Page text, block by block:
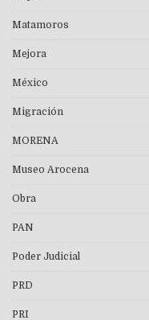
Matamoros
Mejora
México
Migración
MORENA
Museo Arocena
Obra
PAN
Poder Judicial
PRD
PRI